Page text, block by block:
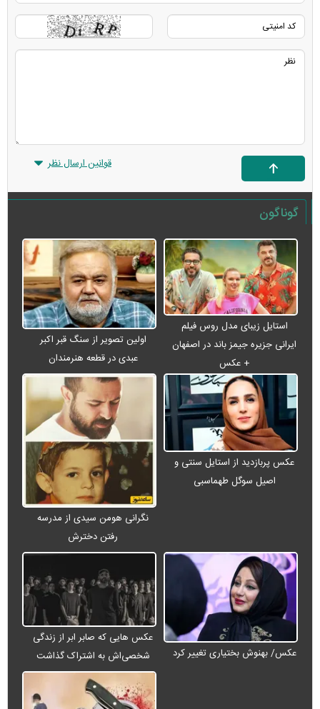
قوانین ارسال نظر
گوناگون
استایل زیبای مدل روس فیلم
ایرانی جزیره جیمز باند در اصفهان
+ عکس
اولین تصویر از سنگ قبر اکبر
عبدی در قطعه هنرمندان
عکس پربازدید از استایل سنتی و
اصیل سوگل طهماسبی
نگرانی هومن سیدی از مدرسه
رفتن دخترش
عکس/ بهنوش بختیاری تغییر کرد
عکس هایی که صابر ابر از زندگی
شخصی‌اش به اشتراک گذاشت